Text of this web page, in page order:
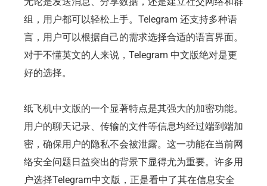
组，用户都可以轻松上手。Telegram 还支持多种语
言，用户可以根据自己的需求选择合适的语言界面。
对于不懂英文的人来说，Telegram 中文版绝对是更
好的选择。
纸飞机中文版的一个显著特点是其强大的加密功能。
用户的聊天记录、传输的文件等信息均经过端到端加
密，确保用户的隐私不会被泄露。这一功能在当前网
络安全问题日益突出的背景下显得尤为重要。许多用
户选择Telegram中文版，正是看中了其在信息安全